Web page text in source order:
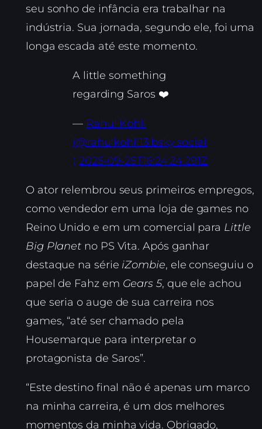
seu sonho de infância era trabalhar na
indústria. Sua jornada, segundo ele, foi uma
longa escada até este momento.
A little something
regarding Saros ❤️
— Rahul Kohli
(@rahulkohli13.bsky.social
) 2025-09-25T16:24:24.291Z
O ator relembrou seus primeiros empregos,
como vendedor em uma loja de games no
Reino Unido e em um comercial para Little
Big Planet no PS Vita. Após ganhar
destaque na série iZombie, ele conseguiu o
papel de Fahz em Gears 5, que ele achou
que seria o auge de sua carreira nos
games, “até ser chamado pela
Housemarque para interpretar o
protagonista de Saros”.
“Este destino final não é apenas um marco
na minha carreira, é um dos melhores
momentos da minha vida. Obrigado,